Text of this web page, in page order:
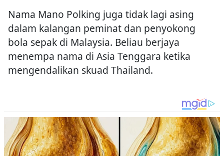
Nama Mano Polking juga tidak lagi asing
dalam kalangan peminat dan penyokong
bola sepak di Malaysia. Beliau berjaya
menempa nama di Asia Tenggara ketika
mengendalikan skuad Thailand.